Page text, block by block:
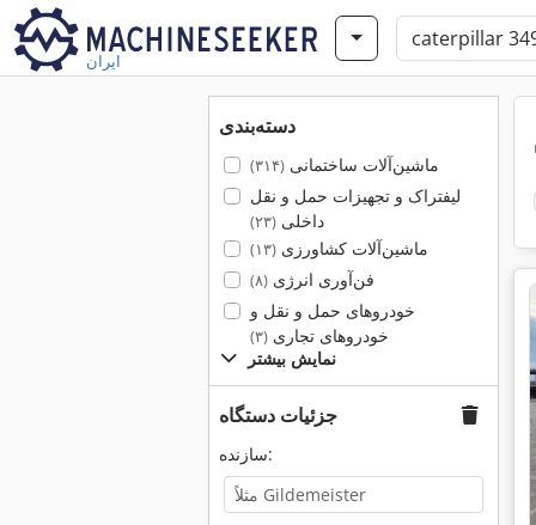
ایران
دسته‌بندی
ماشین‌آلات ساختمانی(۳۱۴)
لیفتراک و تجهیزات حمل و نقل
داخلی(۲۳)
ماشین‌آلات کشاورزی(۱۳)
فن‌آوری انرژی(۸)
خودروهای حمل و نقل و
خودروهای تجاری(۳)
نمایش بیشتر
جزئیات دستگاه
سازنده: